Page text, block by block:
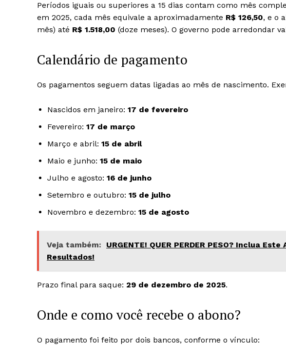
Períodos iguais ou superiores a 15 dias contam como mês
em 2025, cada mês equivale a aproximadamente R$ 126,50, e o
mês) até R$ 1.518,00 (doze meses). O governo pode arredondar
Calendário de pagamento
Os pagamentos seguem datas ligadas ao mês de nascimento.
Nascidos em janeiro: 17 de fevereiro
Fevereiro: 17 de março
Março e abril: 15 de abril
Maio e junho: 15 de maio
Julho e agosto: 16 de junho
Setembro e outubro: 15 de julho
Novembro e dezembro: 15 de agosto
Veja também:
URGENTE! QUER PERDER PESO? Inclua
Resultados!
Prazo final para saque: 29 de dezembro de 2025.
Onde e como você recebe o abono?
O pagamento foi feito por dois bancos, conforme o vínculo: